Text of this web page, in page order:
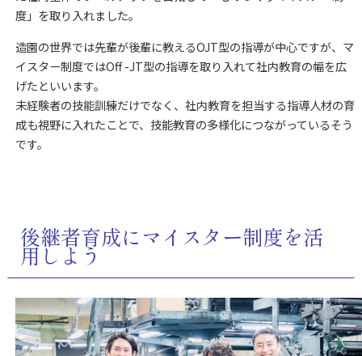
度」を取り入れました。
造園の世界では先輩が後輩に教えるOJT型の指導が中心ですが、マ
イスター制度ではOff -JT型の指導を取り入れて社内教育の幅を広
げたといいます。
未経験者の技能訓練だけでなく、社内教育を担当する指導人材の育
成も視野に入れたことで、技能教育の多様化につながっているそう
です。
後継者育成にマイスター制度を活
用しよう